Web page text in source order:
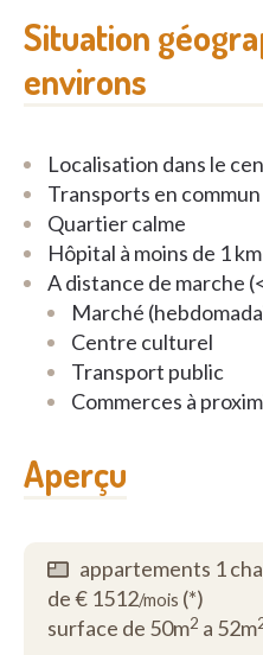
Situation
environs
Localisation dans le
Transports en
Quartier calme
Hôpital à moins de 1 km
A distance de marche
Marché
Centre culturel
Transport public
Commerces à
Aperçu
appartements 1
de € 1512/mois (*)
surface de 50m2 a 52m